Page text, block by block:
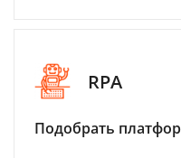
RPA
Подобрать